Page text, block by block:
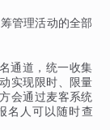
管理活动的全部
通道，统一收集
实现限时、限量
会通过麦客系统
名人可以随时查